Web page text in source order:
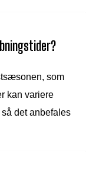
som
kan variere
det anbefales